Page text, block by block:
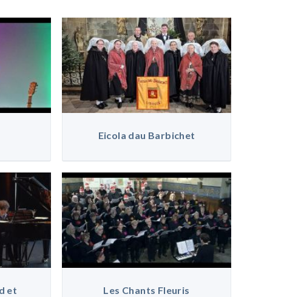
Eicola dau Barbichet
et
Les Chants Fleuris